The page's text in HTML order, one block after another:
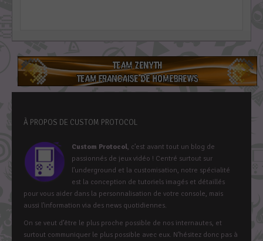
À PROPOS DE CUSTOM PROTOCOL
Custom Protocol, c’est avant tout un blog de
passionnés de jeux vidéo ! Centré surtout sur
l’underground et la customisation, notre spécialité
est la conception de tutoriels imagés et détaillés
pour vous aider dans la personnalisation de votre console, mais
aussi l’information via des news quotidiennes.
On se veut d’être le plus proche possible de nos internautes, et
surtout communiquer le plus possible avec eux. N’hésitez donc pas à